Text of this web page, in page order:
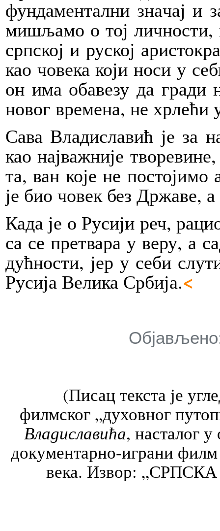
фун­да­мен­тал­ни зна­чај и
ми­шља­мо о тој
срп­ској и ру­ској
као чо­ве­ка ко­ји но­си у
он има оба­ве­зу да гра­ди
но­вог вре­ме­на, не
Са­ва Вла­ди­сла­вић је за
као нај­ва­жни­је
та, ван ко­је не
је био чо­век без Др­жа­ве,
Ка­да је о Ру­си­ји реч,
са се пре­тва­ра у ве­ру, а
дућ­но­сти, јер у се­би
Ру­си­ја Ве­ли­ка Ср­би­ја.<
(Писац текста је
филмског „духовног
Владиславића, насталог
до­ку­мен­тар­но-игра­ни
века. Извор: „СРПСКА